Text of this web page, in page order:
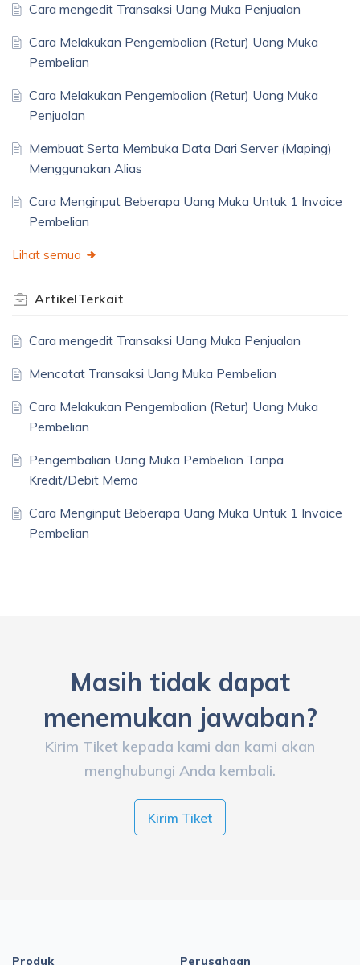
Cara mengedit Transaksi Uang Muka Penjualan
Cara Melakukan Pengembalian (Retur) Uang Muka
Pembelian
Cara Melakukan Pengembalian (Retur) Uang Muka
Penjualan
Membuat Serta Membuka Data Dari Server (Maping)
Menggunakan Alias
Cara Menginput Beberapa Uang Muka Untuk 1 Invoice
Pembelian
Lihat semua
ArtikelTerkait
Cara mengedit Transaksi Uang Muka Penjualan
Mencatat Transaksi Uang Muka Pembelian
Cara Melakukan Pengembalian (Retur) Uang Muka
Pembelian
Pengembalian Uang Muka Pembelian Tanpa
Kredit/Debit Memo
Cara Menginput Beberapa Uang Muka Untuk 1 Invoice
Pembelian
Masih tidak dapat
menemukan jawaban?
Kirim Tiket kepada kami dan kami akan
menghubungi Anda kembali.
Kirim Tiket
Produk Perusahaan